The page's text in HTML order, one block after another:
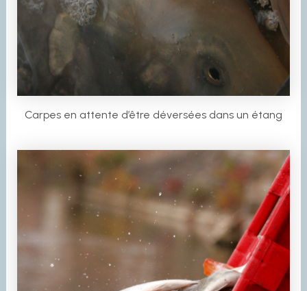
Carpes en attente d’être déversées dans un étang